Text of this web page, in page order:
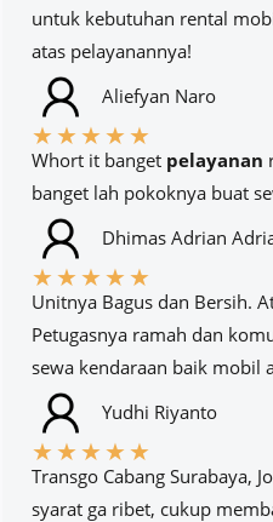
untuk kebutuhan rental
atas pelayanannya!
Aliefyan Naro
★★★★★
Whort it banget pelayanan
banget lah pokoknya buat
Dhimas Adrian
★★★★★
Unitnya Bagus dan Bersih.
Petugasnya ramah dan
sewa kendaraan baik mobil
Yudhi Riyanto
★★★★★
Transgo Cabang Surabaya,
syarat ga ribet, cukup